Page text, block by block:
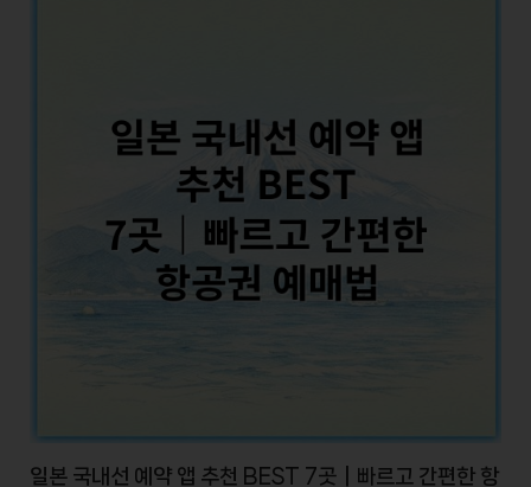
일본 국내선 예약 앱 추천 BEST 7곳｜빠르고 간편한 항